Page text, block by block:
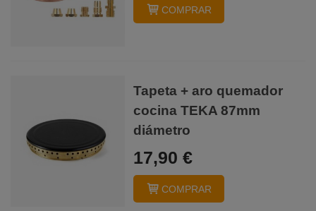
COMPRAR
Tapeta + aro quemador
cocina TEKA 87mm
diámetro
17,90 €
COMPRAR